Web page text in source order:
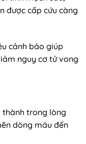
được cấp cứu càng
cảnh báo giúp
nguy cơ tử vong
thành trong lòng
dòng máu đến